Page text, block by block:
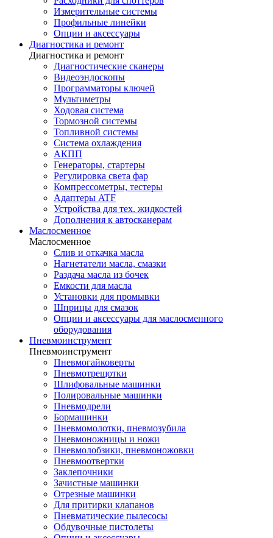
Измерительные системы
Профильные линейки
Опции и аксессуары
Диагностика и ремонт
Диагностика и ремонт
Диагностические сканеры
Видеоэндоскопы
Программаторы ключей
Мультиметры
Ходовая система
Тормозной системы
Топливной системы
Система охлаждения
АКПП
Генераторы, стартеры
Регулировка света фар
Компрессометры, тестеры
Адаптеры ATF
Устройства для тех. жидкостей
Дополнения к автосканерам
Маслосменное
Маслосменное
Слив и откачка масла
Нагнетатели масла, смазки
Раздача масла из бочек
Емкости для масла
Установки для промывки
Шприцы для смазок
Опции и аксессуары для маслосменного
оборудования
Пневмоинструмент
Пневмоинструмент
Пневмогайковерты
Пневмотрещотки
Шлифовальные машинки
Полировальные машинки
Пневмодрели
Бормашинки
Пневмомолотки, пневмозубила
Пневмоножницы и ножи
Пневмолобзики, пневмоножовки
Пневмоотвертки
Заклепочники
Зачистные машинки
Отрезные машинки
Для притирки клапанов
Пневматические пылесосы
Обдувочные пистолеты